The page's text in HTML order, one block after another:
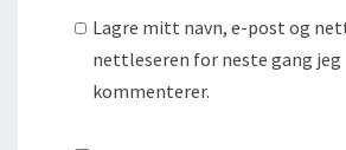
Lagre mitt navn, e-post og
nettleseren for neste gang jeg
kommenterer.